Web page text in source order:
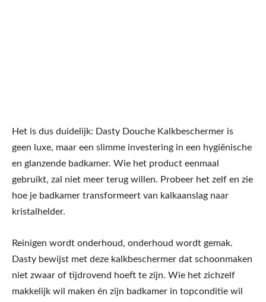
Het is dus duidelijk: Dasty Douche Kalkbeschermer is
geen luxe, maar een slimme investering in een hygiënische
en glanzende badkamer. Wie het product eenmaal
gebruikt, zal niet meer terug willen. Probeer het zelf en zie
hoe je badkamer transformeert van kalkaanslag naar
kristalhelder.
Reinigen wordt onderhoud, onderhoud wordt gemak.
Dasty bewijst met deze kalkbeschermer dat schoonmaken
niet zwaar of tijdrovend hoeft te zijn. Wie het zichzelf
makkelijk wil maken én zijn badkamer in topconditie wil